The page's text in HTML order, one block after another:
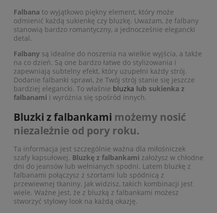
Falbana to wyjątkowo piękny element, który może
odmienić każdą sukienkę czy bluzkę. Uważam, że falbany
stanowią bardzo romantyczny, a jednocześnie elegancki
detal.
Falbany są idealne do noszenia na wielkie wyjścia, a także
na co dzień. Są one bardzo łatwe do stylizowania i
zapewniają subtelny efekt, który uzupełni każdy strój.
Dodanie falbanki sprawi, że Twój strój stanie się jeszcze
bardziej elegancki. To właśnie bluzka lub sukienka z
falbanami i wyróżnia się spośród innych.
Bluzki z falbankami możemy nosić
niezależnie od pory roku.
Ta informacja jest szczególnie ważna dla miłośniczek
szafy kapsułowej. Bluzkę z falbankami założysz w chłodne
dni do jeansów lub wełnianych spodni. Latem bluzkę z
falbanami połączysz z szortami lub spódnicą z
przewiewnej tkaniny. Jak widzisz, takich kombinacji jest
wiele. Ważne jest, że z bluzką z falbankami możesz
stworzyć stylowy look na każdą okazję.